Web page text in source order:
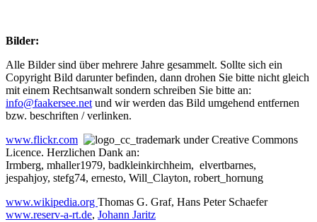
Bilder:
Alle Bilder sind über mehrere Jahre gesammelt. Sollte sich ein
Copyright Bild darunter befinden, dann drohen Sie bitte nicht gleich
mit einem Rechtsanwalt sondern schreiben Sie bitte an:
info@faakersee.net und wir werden das Bild umgehend entfernen
bzw. beschriften / verlinken.
www.flickr.com
under Creative Commons
Licence. Herzlichen Dank an:
Irmberg, mhaller1979, badkleinkirchheim, elvertbarnes,
jespahjoy, stefg74, ernesto, Will_Clayton, robert_hornung
www.wikipedia.org Thomas G. Graf, Hans Peter Schaefer
www.reserv-a-rt.de, Johann Jaritz